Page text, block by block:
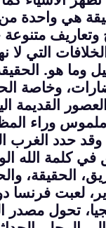
هي واحدة من
وتعاريف
التي لا
وما هو.
وخاصة
القديمة
وراء
وقد حدد الغرب
في كلمة الله
الحقيقة،
لعبت فرنسا
تحول مصدر